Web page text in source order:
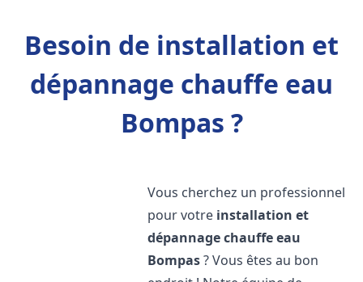
Besoin de installation et
dépannage chauffe eau
Bompas ?
Vous cherchez un professionnel
pour votre installation et
dépannage chauffe eau
Bompas? Vous êtes au bon